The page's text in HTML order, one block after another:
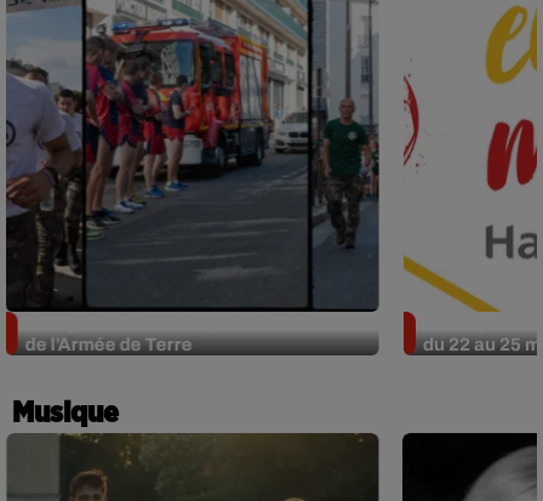
de l’Armée de Terre
du 22 au 25
Musique